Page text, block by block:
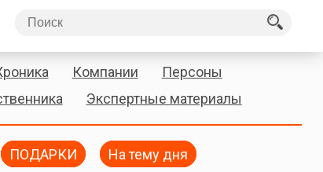
Компании
Персоны
Экспертные материалы
ПОДАРКИ На тему дня